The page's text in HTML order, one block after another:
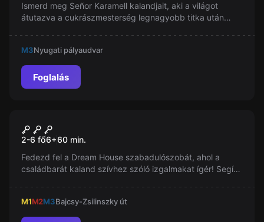
Ismerd meg Señor Karamell kalandjait, aki a világot
átutazva a cukrászmesterség legnagyobb titka után
megfejteniük a rejtélyt?
M3Nyugati pályaudvar
Foglalás
Dream House
2-6 fő6+60 min.
Fedezd fel a Dream House szabadulószobát, ahol a
családbarát kaland szívhez szóló izgalmakat ígér! Segíts
rád ebben a varázslatos élményben!
M1M2M3Bajcsy-Zsilinszky út